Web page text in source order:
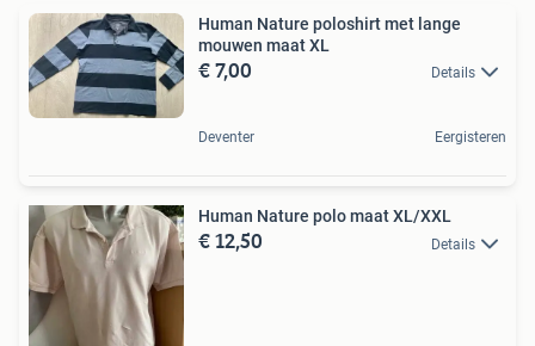
Human Nature poloshirt met lange
mouwen maat XL
€ 7,00 Details
Deventer Eergisteren
Human Nature polo maat XL/XXL
€ 12,50 Details